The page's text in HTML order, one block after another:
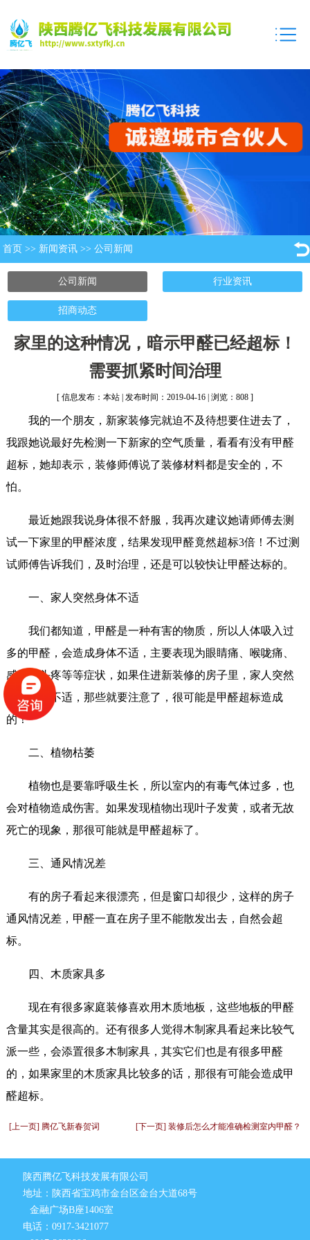
首页 >> 新闻资讯 >> 公司新闻
公司新闻 行业资讯
招商动态
家里的这种情况，暗示甲醛已经超标！
需要抓紧时间治理
[ 信息发布：本站 | 发布时间：2019-04-16 | 浏览：808 ]
我的一个朋友，新家装修完就迫不及待想要住进去了，
我跟她说最好先检测一下新家的空气质量，看看有没有甲醛
超标，她却表示，装修师傅说了装修材料都是安全的，不
怕。
最近她跟我说身体很不舒服，我再次建议她请师傅去测
试一下家里的甲醛浓度，结果发现甲醛竟然超标3倍！不过测
试师傅告诉我们，及时治理，还是可以较快让甲醛达标的。
一、家人突然身体不适
我们都知道，甲醛是一种有害的物质，所以人体吸入过
多的甲醛，会造成身体不适，主要表现为眼睛痛、喉咙痛、
感冒、头疼等等症状，如果住进新装修的房子里，家人突然
感到身体不适，那些就要注意了，很可能是甲醛超标造成
的！
二、植物枯萎
植物也是要靠呼吸生长，所以室内的有毒气体过多，也
会对植物造成伤害。如果发现植物出现叶子发黄，或者无故
死亡的现象，那很可能就是甲醛超标了。
三、通风情况差
有的房子看起来很漂亮，但是窗口却很少，这样的房子
通风情况差，甲醛一直在房子里不能散发出去，自然会超
标。
四、木质家具多
现在有很多家庭装修喜欢用木质地板，这些地板的甲醛
含量其实是很高的。还有很多人觉得木制家具看起来比较气
派一些，会添置很多木制家具，其实它们也是有很多甲醛
的，如果家里的木质家具比较多的话，那很有可能会造成甲
醛超标。
[上一页] 腾亿飞新春贺词 [下一页] 装修后怎么才能准确检测室内甲醛？
陕西腾亿飞科技发展有限公司
地址：陕西省宝鸡市金台区金台大道68号
金融广场B座1406室
电话：0917-3421077